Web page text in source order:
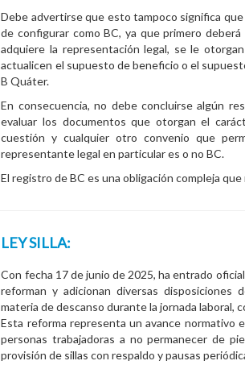
Debe advertirse que esto tampoco significa
de configurar como BC, ya que primero
adquiere la representación legal, se le
actualicen el supuesto de beneficio o el
B Quáter.
En consecuencia, no debe concluirse algún
evaluar los documentos que otorgan el
cuestión y cualquier otro convenio que
representante legal en particular es o no BC.
El registro de BC es una obligación compleja
LEY SILLA:
Con fecha 17 de junio de 2025, ha entrado
reforman y adicionan diversas disposiciones
materia de descanso durante la jornada laboral,
Esta reforma representa un avance normativo
personas trabajadoras a no permanecer de
provisión de sillas con respaldo y pausas